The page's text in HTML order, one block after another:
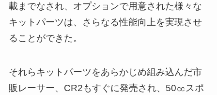
載までなされ、オプションで用意された様々な
キットパーツは、さらなる性能向上を実現させ
ることができた。
それらキットパーツをあらかじめ組み込んだ市
販レーサー、CR2もすぐに発売され、50㏄スポ